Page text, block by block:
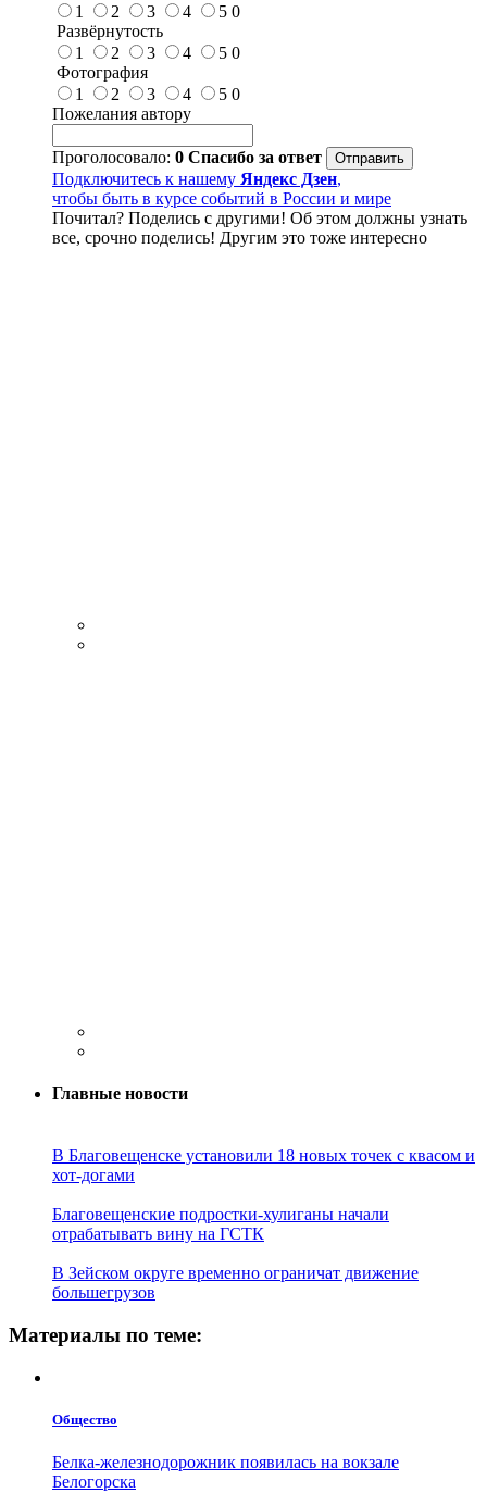
1
2 3 4 5 0
Развёрнутость
1
2 3 4 5 0
Фотография
1
2 3 4 5 0
Пожелания автору
Проголосовало: 0 Спасибо за ответ
Подключитесь к нашему Яндекс Дзен,
чтобы быть в курсе событий в России и мире
Почитал? Поделись с другими! Об этом должны узнать
все, срочно поделись! Другим это тоже интересно
Главные новости
В Благовещенске установили 18 новых точек с квасом и
хот-догами
Благовещенские подростки-хулиганы начали
отрабатывать вину на ГСТК
В Зейском округе временно ограничат движение
большегрузов
Материалы по теме:
Общество
Белка-железнодорожник появилась на вокзале
Белогорска